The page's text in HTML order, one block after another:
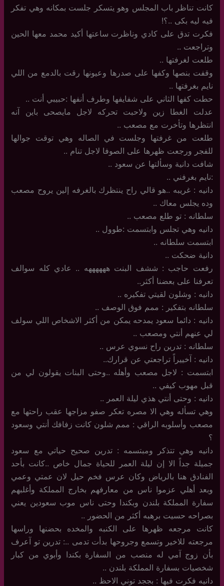
كانت تناظر باب المجلس وهو يتسكر جلست بمكانه وهي تفكر
فيه ليه بكى ..؟!
فكرت تدق على كادي وناظرت ساعتها أكيد محمد معها الحين
وتراجعت ..
طلعت لغرفتها ..
وقفت بنصها وكفها على صدرها وعيونها رقت بالدمع من اللي
نايم بغرفتها ..
حطت كفها الثاني على شفايفها وطرف أنفها :حبيبي أنت ..
عدلت الغطا زين ولاحبت تحركه لاجل مايصحى باين آنه
انتظرها وتأخرت مع مصعب ..
طلعت من غرفتها وجلست في الصاله وهي توقت جوالها
للفجر ورجعت ظهرها على الصوفا لاجل تنام ..
شافت دانية وسألتها عن سعود ..
:نايم بغرفني ..
دانيه : غريبه ..هو قالي راح ينتظرك بالغرفه إلين يروح مصعب
وده يجلس معاك ..
سلطانه : تو طلع مصعب ..
دانيه وهي تجلس وابتسمت :طوول ..
ابتسمت سلطانه ..
دانية ضحكت ..
رفعت حاجب : ششف البنت ههههههه .. عادي كله سوالف
تعرفنا على بعضنا أكثر..
دانيه : وشلون لقيتي تفكيره ..
سلطانه بتفكير : ممم فوق الوصف ..
دانيه : دائما سعود يمدحه يمكن من أكثر الاشخاص اللي سولف
لي عنهم أنتي ومصعب ..
سلطانه : تدرين راح نسوي عرس ..
دانيه : آخييراً تراجعتي عن قرارك..
ابتسمت : لاجل مصعب وأهله ..وحتى البنات يقولون لي من
قبل مهوب كيفي ..
دانيه : وحتى أنتي هذي ليلة العمر ..
وهي تسأله وهي الا مصره تعكر صفو مزاجها عقب راحتها مع
مصعب وأسلوبه الراقي : ممم شلون كانت زفافك أنتي وسعود
؟
دانيه وهي تتذكر ومبتسمه : تدرين صحيح حياتي مع سعود
جميلة جداً الا إن ليلة العمر للحياة جمال خاص ..كانت بأحد
الفنادق هنا بالرياض وكان عرس فخم حيل لان عمتي وعمي
وبعد أهلي عزموا ناس من معارفهم بخارج المملكة وأغلبهم
سفارة المملكة بلندن وبكندا وحتى ناس موب سعودين يعني
بصراحه حسيت برهبه أكثر من الحضور ..
كانت مرجعه ظهرها على الكنبه والمخده بحضنها وراسها
مرجعته للاخير وتسمع وجروحها بدأت تدمى ..: تدرين تو آعرف
بأن زوج آمي له منصب من السفارة بكندا وأبوي من كبار
شخصيات بسفارة المملكة بلندن ..
دانيه فكرت فيها : بججد توني الاحظ ..